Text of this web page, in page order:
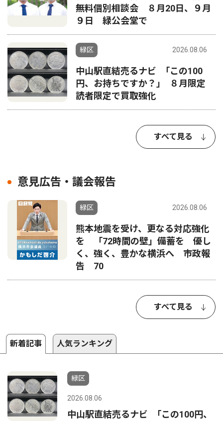
無料個別相談会 ８月20日、９月
９日 緑公会堂で
緑区 2026.08.06
中山駅直結売るナビ ｢この100
円、お持ちですか？｣ ８月限定
読者限定で買取強化
すべて見る
意見広告・議会報告
緑区 2026.08.06
熊本地震を受け、更なる対応強化
を 「72時間の壁」備蓄を 優し
く、強く、豊かな横浜へ 市政報
告 70
すべて見る
新着記事 人気ランキング
緑区
2026.08.06
中山駅直結売るナビ ｢この100円、